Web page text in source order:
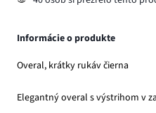
Informácie o produkte
Overal, krátky rukáv čierna
Elegantný overal s výstrihom v